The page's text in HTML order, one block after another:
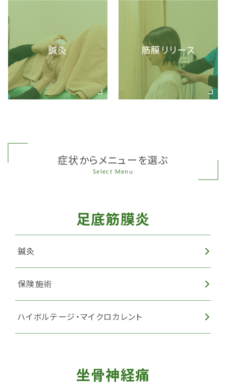
鍼灸 筋膜リリース
症状からメニューを選ぶ
Select Menu
足底筋膜炎
鍼灸
保険施術
ハイボルテージ・マイクロカレント
坐骨神経痛